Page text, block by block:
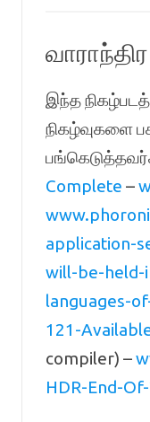
இந்த
நிகழ்வுகளை
Complete –
application-
will-be-held-
languages-
121-
compiler) –
HDR-End-